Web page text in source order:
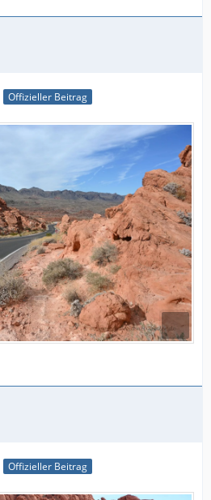
Offizieller Beitrag
Offizieller Beitrag